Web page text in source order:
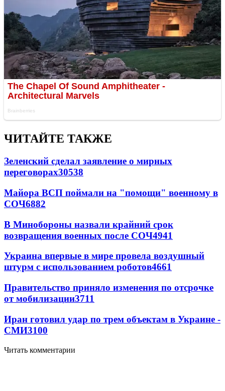
ЧИТАЙТЕ ТАКЖЕ
Зеленский сделал заявление о мирных
переговорах30538
Майора ВСП поймали на "помощи" военному в
СОЧ6882
В Минобороны назвали крайний срок
возвращения военных после СОЧ4941
Украина впервые в мире провела воздушный
штурм с использованием роботов4661
Правительство приняло изменения по отсрочке
от мобилизации3711
Иран готовил удар по трем объектам в Украине -
СМИ3100
Читать комментарии